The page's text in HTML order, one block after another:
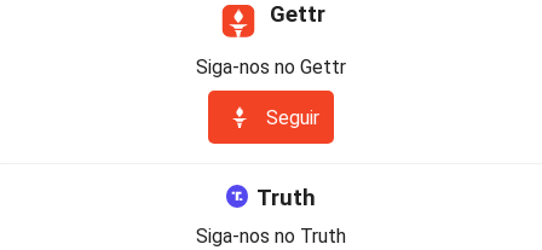
Gettr
Siga-nos no Gettr
Seguir
Truth
Siga-nos no Truth